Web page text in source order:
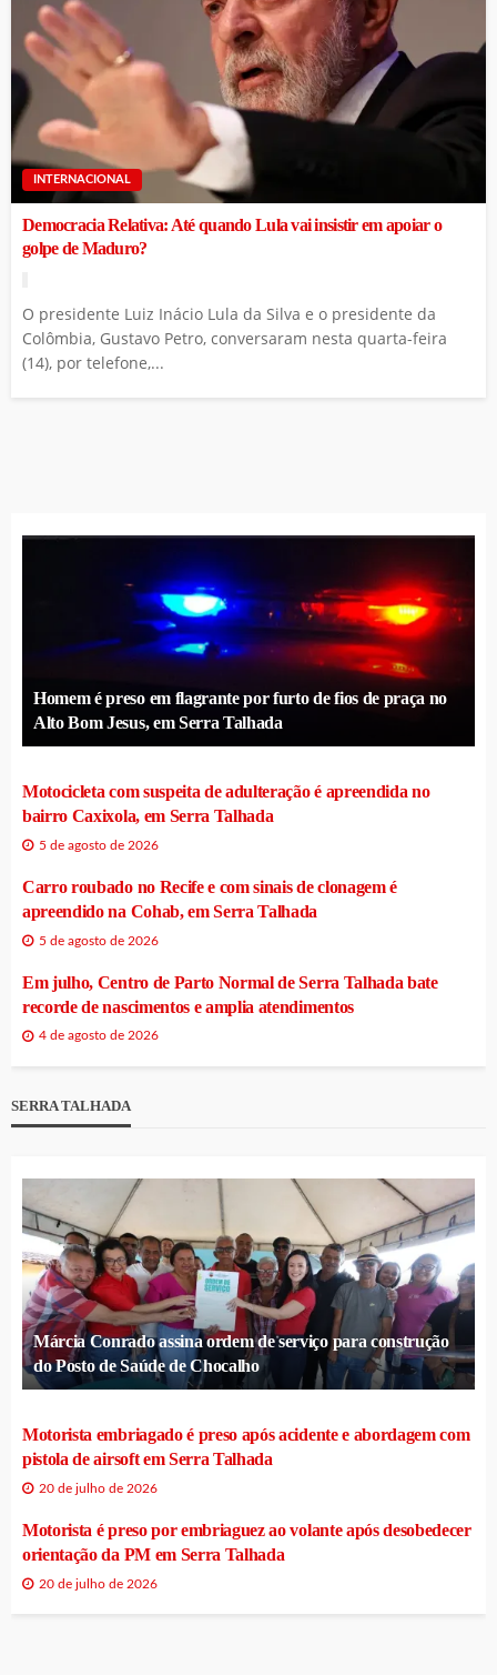
INTERNACIONAL
Democracia Relativa: Até quando Lula vai insistir em apoiar o
golpe de Maduro?
O presidente Luiz Inácio Lula da Silva e o presidente da
Colômbia, Gustavo Petro, conversaram nesta quarta-feira
(14), por telefone,...
Homem é preso em flagrante por furto de fios de praça no
Alto Bom Jesus, em Serra Talhada
Motocicleta com suspeita de adulteração é apreendida no
bairro Caxixola, em Serra Talhada
5 de agosto de 2026
Carro roubado no Recife e com sinais de clonagem é
apreendido na Cohab, em Serra Talhada
5 de agosto de 2026
Em julho, Centro de Parto Normal de Serra Talhada bate
recorde de nascimentos e amplia atendimentos
4 de agosto de 2026
SERRA TALHADA
Márcia Conrado assina ordem de serviço para construção
do Posto de Saúde de Chocalho
Motorista embriagado é preso após acidente e abordagem com
pistola de airsoft em Serra Talhada
20 de julho de 2026
Motorista é preso por embriaguez ao volante após desobedecer
orientação da PM em Serra Talhada
20 de julho de 2026